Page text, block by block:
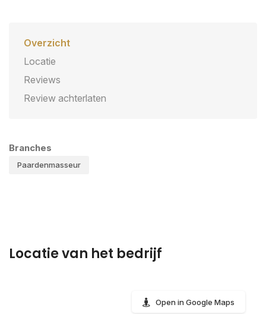
Overzicht
Locatie
Reviews
Review achterlaten
Branches
Paardenmasseur
Locatie van het bedrijf
Open in Google Maps